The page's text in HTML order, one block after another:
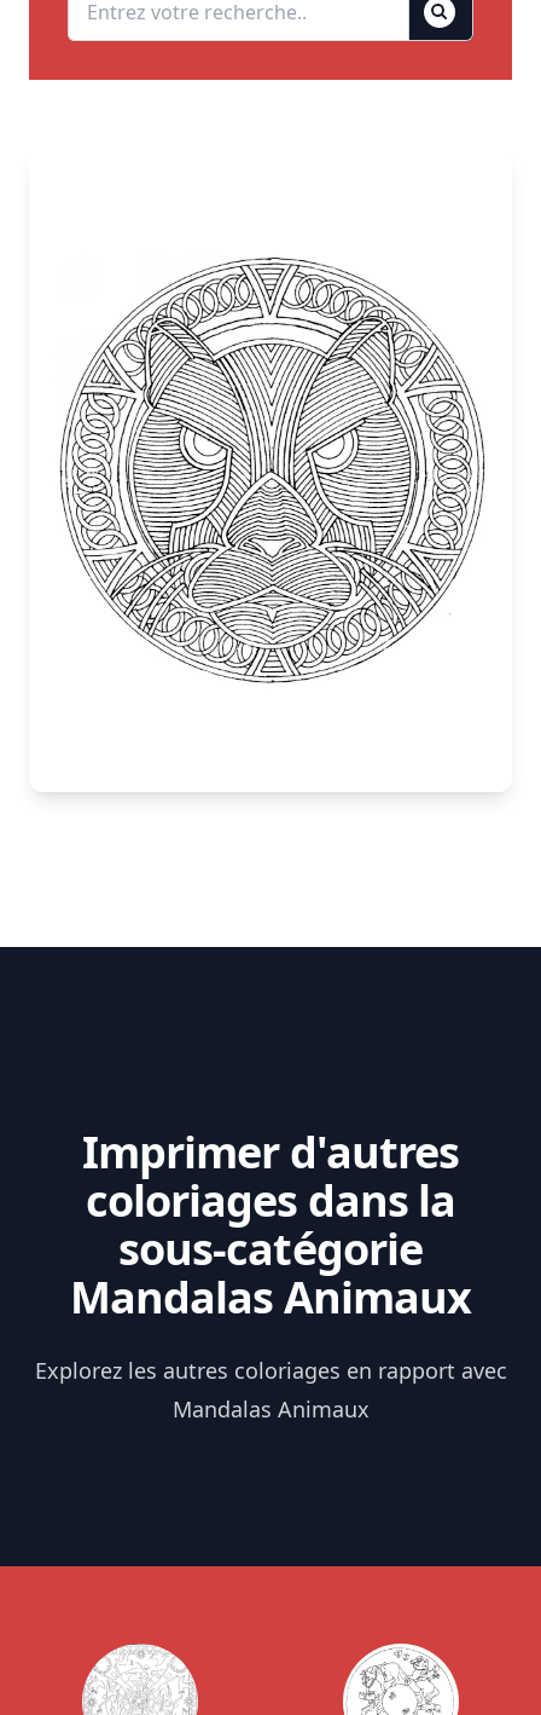
Imprimer d'autres
coloriages dans la
sous-catégorie
Mandalas Animaux
Explorez les autres coloriages en rapport avec
Mandalas Animaux